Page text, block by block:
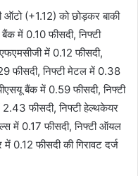
(+1.12) को छोड़कर बाकी
में 0.10 फीसदी, निफ्टी
में 0.12 फीसदी,
फीसदी, निफ्टी मेटल में 0.38
बैंक में 0.59 फीसदी, निफ्टी
2.43 फीसदी, निफ्टी हेल्थकेयर
में 0.17 फीसदी, निफ्टी ऑयल
फीसदी की गिरावट दर्ज